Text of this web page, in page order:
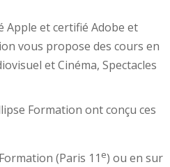
et certifié Adobe et
vous propose des cours en
et Cinéma, Spectacles
Formation ont conçu ces
(Paris 11 e) ou en sur